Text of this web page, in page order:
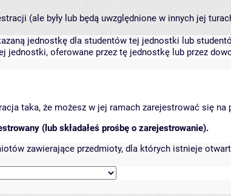
(ale były lub będą uwzględnione w innych jej
jednostkę dla studentów tej jednostki lub
jednostki, oferowane przez tę jednostkę lub przez
taka, że możesz w jej ramach zarejestrować się na
(lub składałeś prośbę o zarejestrowanie).
zawierające przedmioty, dla których istnieje